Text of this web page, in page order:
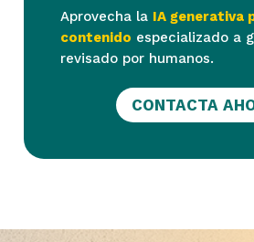
Aprovecha la IA generativa
contenido especializado a
revisado por humanos.
CONTACTA